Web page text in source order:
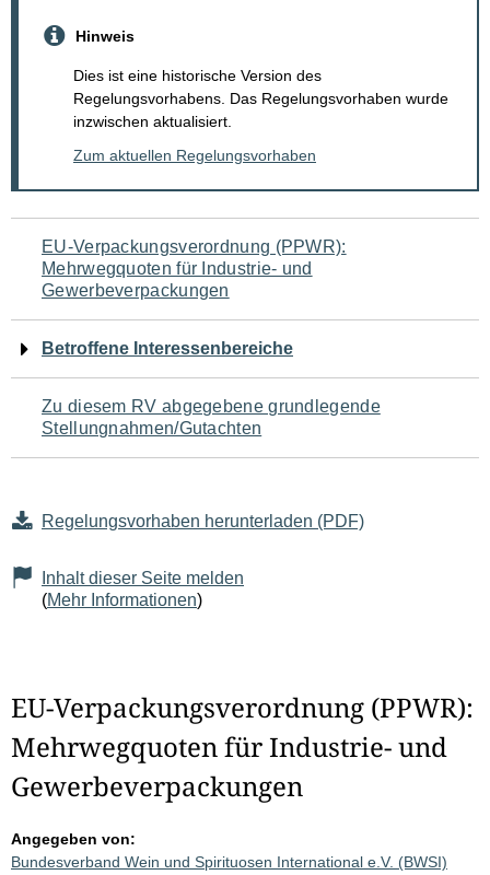
Hinweis
Dies ist eine historische Version des
Regelungsvorhabens. Das Regelungsvorhaben wurde
inzwischen aktualisiert.
Zum aktuellen Regelungsvorhaben
Navigation
für
den
Seiteninhalt
EU-Verpackungsverordnung (PPWR):
Mehrwegquoten für Industrie- und
Gewerbeverpackungen
Betroffene Interessenbereiche
Zu diesem RV abgegebene grundlegende
Stellungnahmen/Gutachten
Regelungsvorhaben herunterladen (PDF)
Inhalt dieser Seite melden
(Mehr Informationen)
EU-Verpackungsverordnung (PPWR):
Mehrwegquoten für Industrie- und
Gewerbeverpackungen
Angegeben von:
Bundesverband Wein und Spirituosen International e.V. (BWSI)